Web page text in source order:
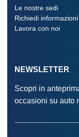
Le nostre sedi
Richiedi informazioni
Lavora con noi
NEWSLETTER
Scopri in
occasioni su auto